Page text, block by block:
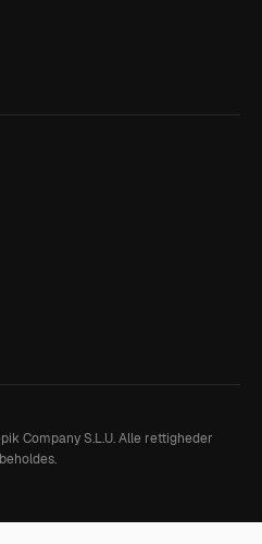
Company S.L.U. Alle rettigheder
.